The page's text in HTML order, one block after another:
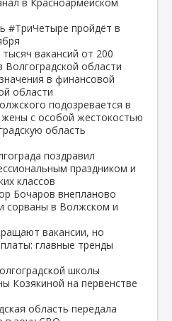
#ТриЧетыре пройдёт в
вакансий от 200
области
в финансовой
области
подозревается в
с особой жестокостью
область
поздравил
праздником и
классов
Бочаров внепланово
сорваны в Волжском и
вакансии, но
главные тренды
школы
Козякиной на первенстве
область передала